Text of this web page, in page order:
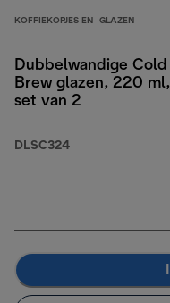
KOFFIEKOPJES EN -GLAZEN
Dubbelwandige Cold
Brew glazen, 220 ml,
set van 2
DLSC324